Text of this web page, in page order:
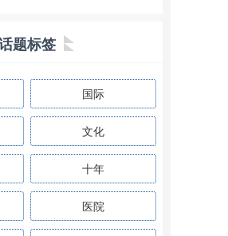
题标签
国际
文化
十年
医院